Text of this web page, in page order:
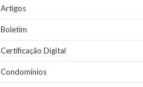
Artigos
Boletim
Certificação Digital
Condomínios